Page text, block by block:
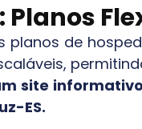
Planos
planos de
site
ES.